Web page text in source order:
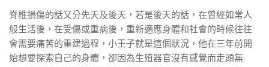
脊椎損傷的話又分先天及後天，若是後天的話，在曾經如常人
般生活後，在受傷或重病後，重新適應身體和社會的時候往往
會需要痛苦的重建過程，小王子就是這個狀況，他在三年前開
始想要探索自己的身體，卻因為生殖器官沒有感覺而走頭無